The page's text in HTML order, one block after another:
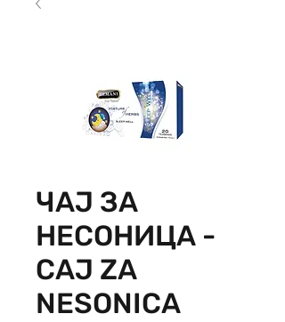
ЧАЈ ЗА
НЕСОНИЦА -
CAJ ZA
NESONICA